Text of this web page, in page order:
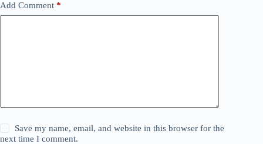
Add Comment *
Save my name, email, and website in this browser for the
next time I comment.